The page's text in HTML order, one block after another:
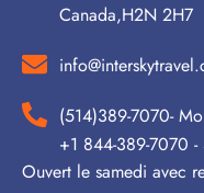
Canada,H2N 2H7
(514)389-7070-
+1 844-389-7070 -
Ouvert le samedi avec